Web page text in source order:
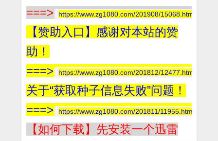
===>
https://www.zg1080.com/201908/15068.html
【赞助入口】感谢对本站的赞
助！
===>
https://www.zg1080.com/201812/12477.html
关于“获取种子信息失败”问题！
===>
https://www.zg1080.com/201811/11955.html
【如何下载】先安装一个迅雷